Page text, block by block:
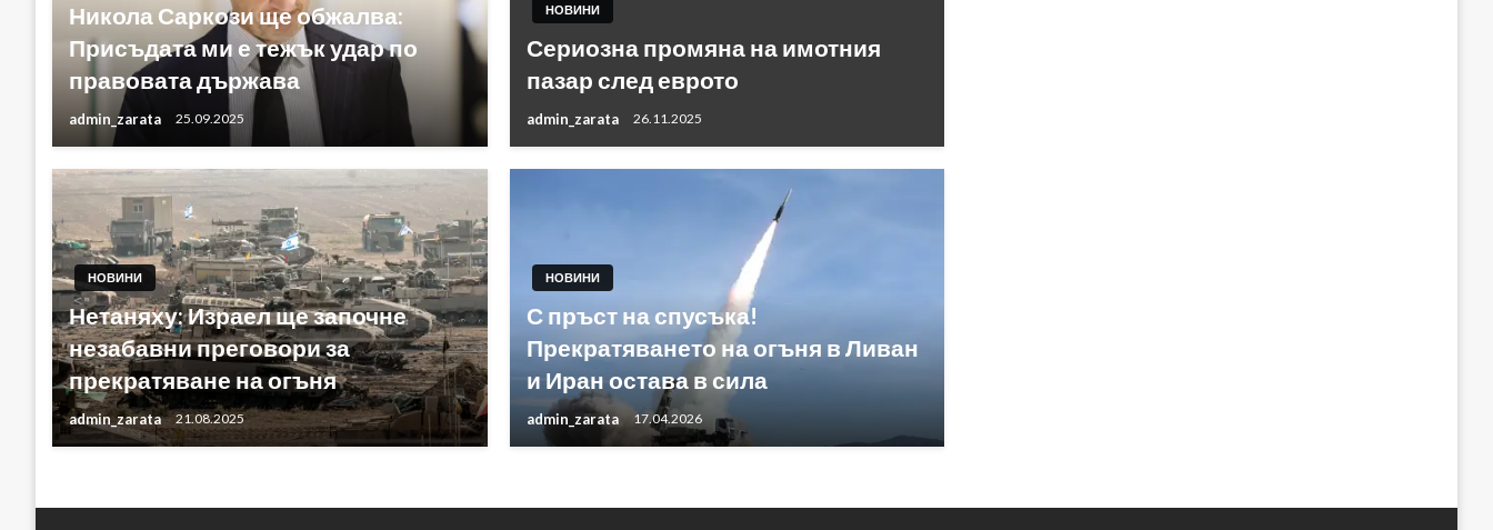
Никола Саркози ще обжалва:
Присъдата ми е тежък удар по
правовата държава
admin_zarata 25.09.2025
НОВИНИ
Сериозна промяна на имотния
пазар след еврото
admin_zarata 26.11.2025
НОВИНИ
Нетаняху: Израел ще започне
незабавни преговори за
прекратяване на огъня
admin_zarata 21.08.2025
НОВИНИ
С пръст на спусъка!
Прекратяването на огъня в Ливан
и Иран остава в сила
admin_zarata 17.04.2026